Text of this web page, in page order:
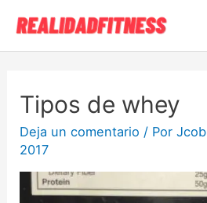
Tipos de whey
Deja un comentario / PorJcob
2017